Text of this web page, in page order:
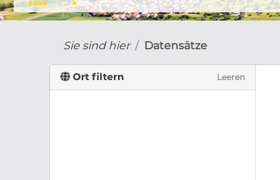
Sie sind hier Datensätze
Ort filtern Leeren